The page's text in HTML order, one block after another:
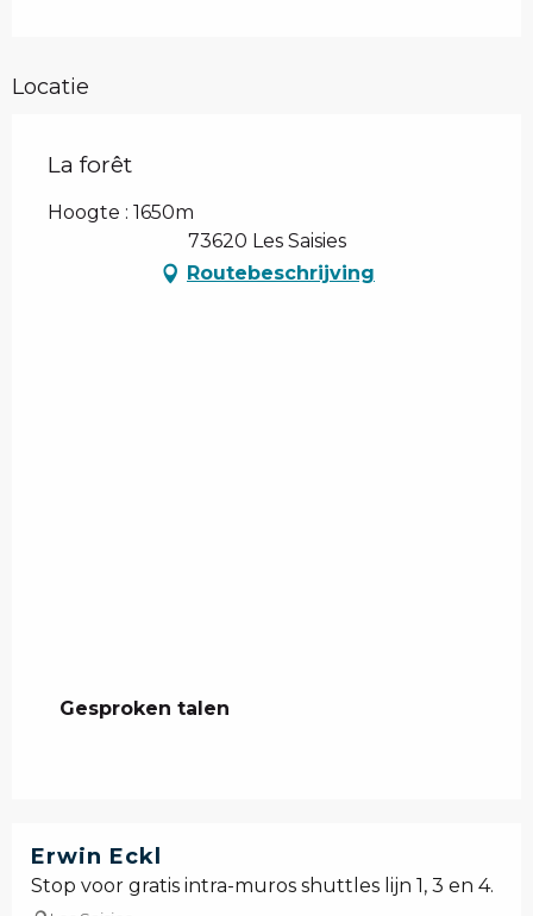
Locatie
La forêt
Hoogte : 1650m
73620 Les Saisies
Routebeschrijving
Gesproken talen
Gesproken talen
Erwin Eckl
Stop voor gratis intra-muros shuttles lijn 1, 3 en 4.